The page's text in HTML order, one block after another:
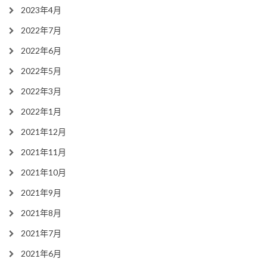
2023年4月
2022年7月
2022年6月
2022年5月
2022年3月
2022年1月
2021年12月
2021年11月
2021年10月
2021年9月
2021年8月
2021年7月
2021年6月